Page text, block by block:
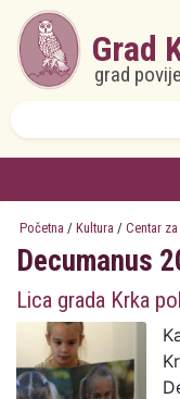
Skoči na glavni sadržaj
Grad
grad
Početna / Kultura / Centar
Decumanus
Lica grada Krka